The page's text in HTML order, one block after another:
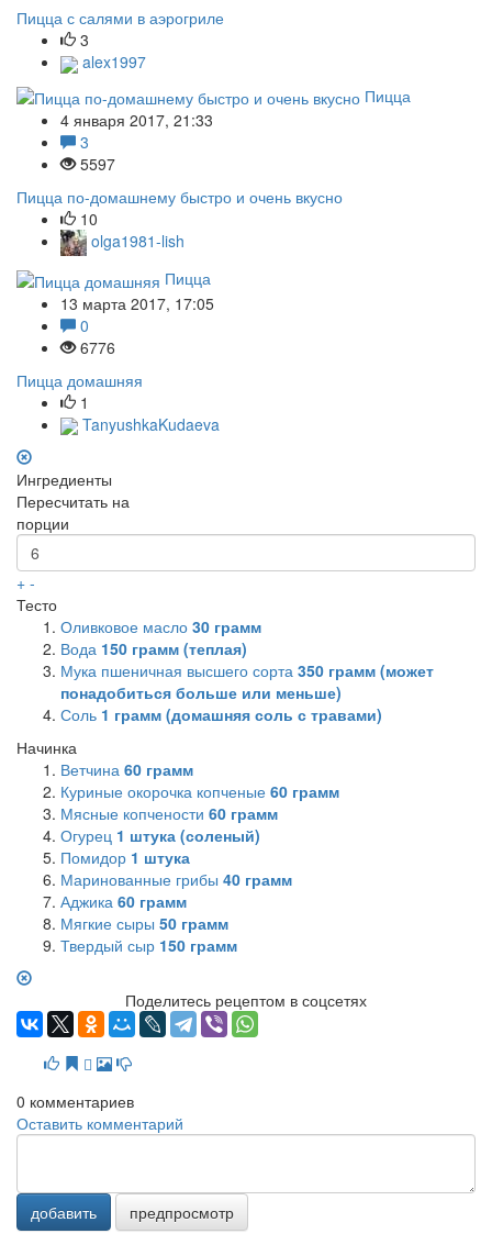
Пицца с салями в аэрогриле
3
alex1997
Пицца
4 января 2017, 21:33
3
5597
Пицца по-домашнему быстро и очень вкусно
10
olga1981-lish
Пицца
13 марта 2017, 17:05
0
6776
Пицца домашняя
1
TanyushkaKudaeva
Ингредиенты
Пересчитать на
порции
+ -
Тесто
Оливковое масло 30 грамм
Вода 150 грамм (теплая)
Мука пшеничная высшего сорта 350 грамм (может
понадобиться больше или меньше)
Соль 1 грамм (домашняя соль с травами)
Начинка
Ветчина 60 грамм
Куриные окорочка копченые 60 грамм
Мясные копчености 60 грамм
Огурец 1 штука (соленый)
Помидор 1 штука
Маринованные грибы 40 грамм
Аджика 60 грамм
Мягкие сыры 50 грамм
Твердый сыр 150 грамм
Поделитесь рецептом в соцсетях
0 комментариев
Оставить комментарий
добавить предпросмотр